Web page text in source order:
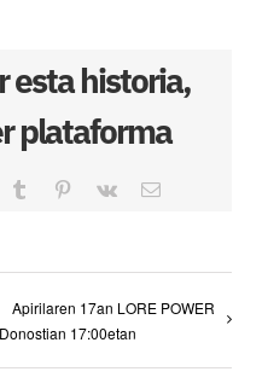
esta historia,
plataforma
Tumblr Pinterest
Vk
Correo
Apirilaren 17an LORE POWER
Donostian 17:00etan